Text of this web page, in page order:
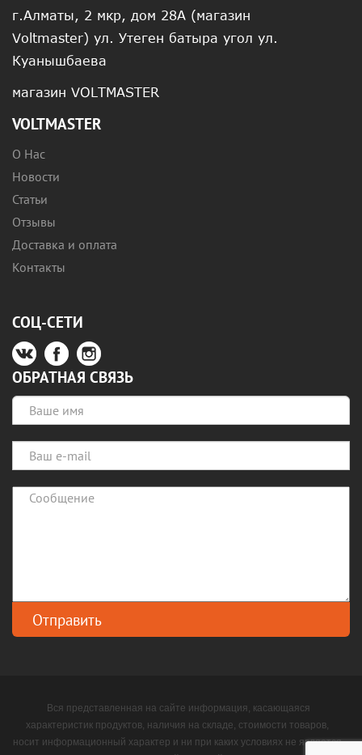
г.Алматы, 2 мкр, дом 28А (магазин
Voltmaster) ул. Утеген батыра угол ул.
Куанышбаева
магазин VOLTMASTER
VOLTMASTER
О Нас
Новости
Статьи
Отзывы
Доставка и оплата
Контакты
СОЦ-СЕТИ
ОБРАТНАЯ СВЯЗЬ
Вся представленная на сайте информация, касающаяся
характеристик продуктов, наличия на складе, стоимости товаров,
носит информационный характер и ни при каких условиях не является